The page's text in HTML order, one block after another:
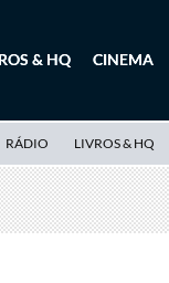
& HQ CINEMA
RÁDIO LIVROS & HQ